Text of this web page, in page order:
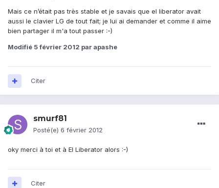
Mais ce n’était pas très stable et je savais que el liberator avait
aussi le clavier LG de tout fait; je lui ai demander et comme il aime
bien partager il m'a tout passer :-)
Modifié 5 février 2012 par apashe
Citer
smurf81
Posté(e) 6 février 2012
oky merci à toi et à El Liberator alors :-)
Citer